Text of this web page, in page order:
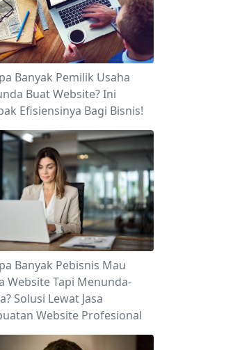
Banyak Pemilik Usaha
Buat Website? Ini
Efisiensinya Bagi Bisnis!
Banyak Pebisnis Mau
Website Tapi Menunda-
Solusi Lewat Jasa
Website Profesional